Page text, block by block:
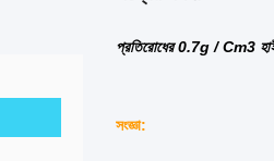
প্রতিরোধের 0.7g / Cm3 হাই
সংজ্ঞা: